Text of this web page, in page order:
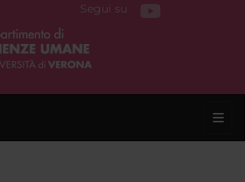
Segui su